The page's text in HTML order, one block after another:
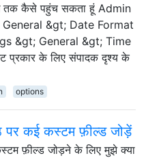
तक कैसे पहुंच सकता हूं Admin
&gt; Date Format
&gt; General &gt; Time
प्रकार के लिए संपादक दृश्य के
options
पर कई कस्टम फ़ील्ड जोड़ें
फ़ील्ड जोड़ने के लिए मुझे क्या